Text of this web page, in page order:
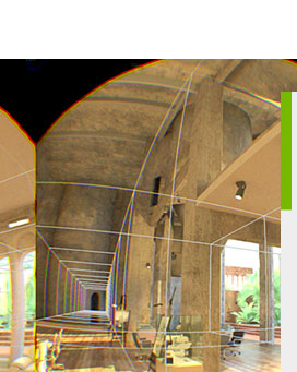
は、「SIGGRAPH
アップデートを多数発表し
オの作成、物理ベース・マテ
、GPUアクセラレーテッド・
登録開発者の皆さまは、100
ッギング・ツールやプロフ